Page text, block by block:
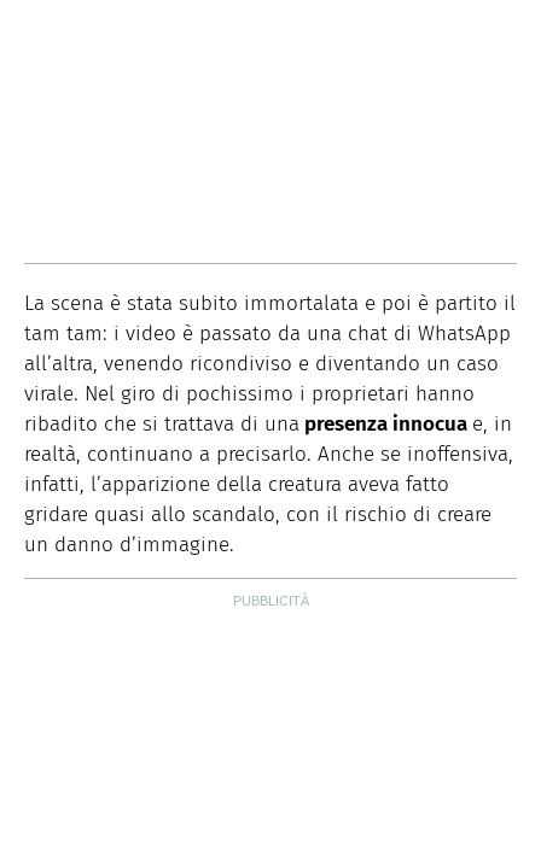
La scena è stata subito immortalata e poi è partito il
tam tam: i video è passato da una chat di WhatsApp
all’altra, venendo ricondiviso e diventando un caso
virale. Nel giro di pochissimo i proprietari hanno
ribadito che si trattava di una presenza innocua e, in
realtà, continuano a precisarlo. Anche se inoffensiva,
infatti, l’apparizione della creatura aveva fatto
gridare quasi allo scandalo, con il rischio di creare
un danno d’immagine.